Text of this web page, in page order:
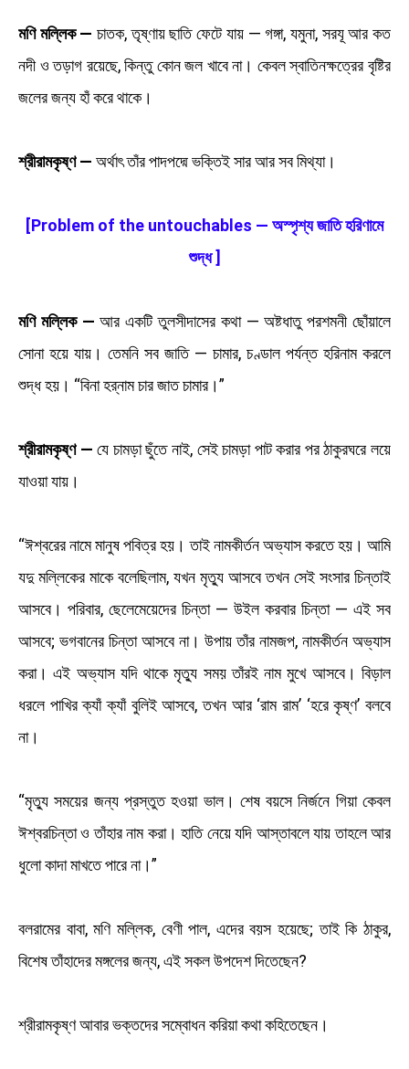
মণি মল্লিক —চাতক, তৃষ্ণায় ছাতি ফেটে যায় — গঙ্গা, যমুনা, সরযূ আর কত
নদী ও তড়াগ রয়েছে, কিন্তু কোন জল খাবে না। কেবল স্বাতিনক্ষত্রের বৃষ্টির
জলের জন্য হাঁ করে থাকে।
শ্রীরামকৃষ্ণ — অর্থাৎ তাঁর পাদপদ্মে ভক্তিই সার আর সব মিথ্যা।
[Problem of the untouchables — অস্পৃশ্য জাতি হরিণামে
শুদ্ধ ]
মণি মল্লিক —আর একটি তুলসীদাসের কথা — অষ্টধাতু পরশমনী ছোঁয়ালে
সোনা হয়ে যায়। তেমনি সব জাতি — চামার, চণ্ডাল পর্যন্ত হরিনাম করলে
শুদ্ধ হয়। “বিনা হর্‌নাম চার জাত চামার।”
শ্রীরামকৃষ্ণ — যে চামড়া ছুঁতে নাই, সেই চামড়া পাট করার পর ঠাকুরঘরে লয়ে
যাওয়া যায়।
“ঈশ্বরের নামে মানুষ পবিত্র হয়। তাই নামকীর্তন অভ্যাস করতে হয়। আমি
যদু মল্লিকের মাকে বলেছিলাম, যখন মৃত্যু আসবে তখন সেই সংসার চিন্তাই
আসবে। পরিবার, ছেলেমেয়েদের চিন্তা — উইল করবার চিন্তা — এই সব
আসবে; ভগবানের চিন্তা আসবে না। উপায় তাঁর নামজপ, নামকীর্তন অভ্যাস
করা। এই অভ্যাস যদি থাকে মৃত্যু সময় তাঁরই নাম মুখে আসবে। বিড়াল
ধরলে পাখির ক্যাঁ ক্যাঁ বুলিই আসবে, তখন আর ‘রাম রাম’ ‘হরে কৃষ্ণ’ বলবে
না।
“মৃত্যু সময়ের জন্য প্রস্তুত হওয়া ভাল। শেষ বয়সে নির্জনে গিয়া কেবল
ঈশ্বরচিন্তা ও তাঁহার নাম করা। হাতি নেয়ে যদি আস্তাবলে যায় তাহলে আর
ধুলো কাদা মাখতে পারে না।”
বলরামের বাবা, মণি মল্লিক, বেণী পাল, এদের বয়স হয়েছে; তাই কি ঠাকুর,
বিশেষ তাঁহাদের মঙ্গলের জন্য, এই সকল উপদেশ দিতেছেন?
শ্রীরামকৃষ্ণ আবার ভক্তদের সম্বোধন করিয়া কথা কহিতেছেন।